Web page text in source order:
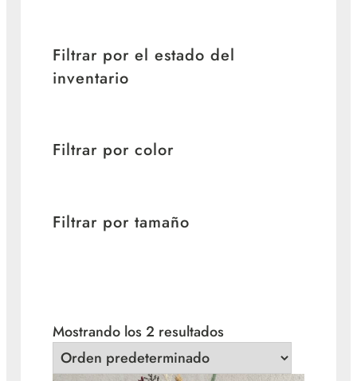
Filtrar por el estado del
inventario
Filtrar por color
Filtrar por tamaño
Mostrando los 2 resultados